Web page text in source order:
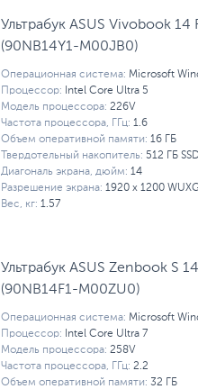
Ультрабук ASUS Vivobook 14
(90NB14Y1-M00JB0)
Операционная система: Microsoft
Процессор:
Intel Core Ultra 5
Модель процессора: 226V
Частота процессора, ГГц: 1.6
Объем оперативной памяти: 16 ГБ
Твердотельный накопитель: 512 ГБ
Диагональ экрана, дюйм: 14
Разрешение экрана: 1920 x 1200
Вес, кг: 1.57
Ультрабук ASUS Zenbook S
(90NB14F1-M00ZU0)
Операционная система: Microsoft
Процессор:
Intel Core Ultra 7
Модель процессора: 258V
Частота процессора, ГГц: 2.2
Объем оперативной памяти: 32 ГБ